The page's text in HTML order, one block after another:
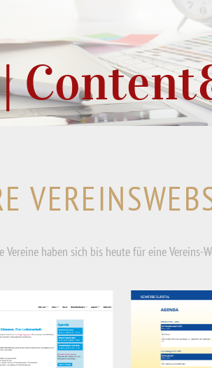
Vereine haben sich bis heute für eine